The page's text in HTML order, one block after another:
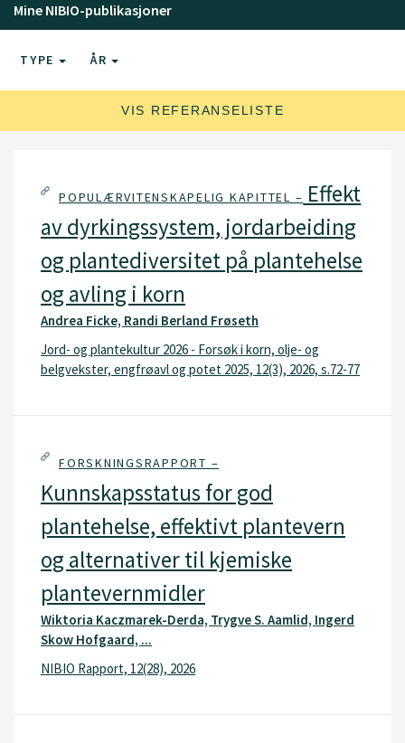
Mine NIBIO-publikasjoner
TYPE ÅR
VIS REFERANSELISTE
POPULÆRVITENSKAPELIG KAPITTEL – Effekt
av dyrkingssystem, jordarbeiding
og plantediversitet på plantehelse
og avling i korn
Andrea Ficke, Randi Berland Frøseth
Jord- og plantekultur 2026 - Forsøk i korn, olje- og
belgvekster, engfrøavl og potet 2025, 12(3), 2026, s.72-77
FORSKNINGSRAPPORT –
Kunnskapsstatus for god
plantehelse, effektivt plantevern
og alternativer til kjemiske
plantevernmidler
Wiktoria Kaczmarek-Derda, Trygve S. Aamlid, Ingerd
Skow Hofgaard, ...
NIBIO Rapport, 12(28), 2026